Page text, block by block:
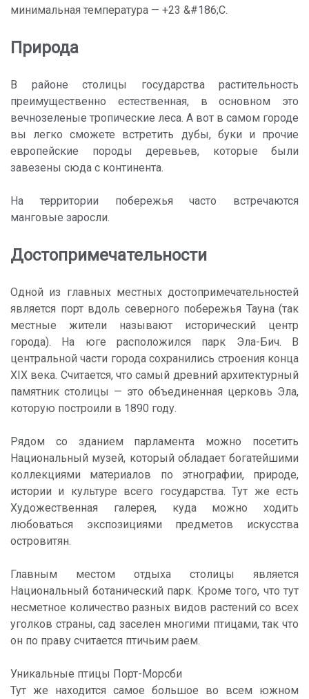
минимальная температура — +23 &#186;С.
Природа
В районе столицы государства растительность
преимущественно естественная, в основном это
вечнозеленые тропические леса. А вот в самом городе
вы легко сможете встретить дубы, буки и прочие
европейские породы деревьев, которые были
завезены сюда с континента.
На территории побережья часто встречаются
манговые заросли.
Достопримечательности
Одной из главных местных достопримечательностей
является порт вдоль северного побережья Тауна (так
местные жители называют исторический центр
города). На юге расположился парк Эла-Бич. В
центральной части города сохранились строения конца
XIX века. Считается, что самый древний архитектурный
памятник столицы — это объединенная церковь Эла,
которую построили в 1890 году.
Рядом со зданием парламента можно посетить
Национальный музей, который обладает богатейшими
коллекциями материалов по этнографии, природе,
истории и культуре всего государства. Тут же есть
Художественная галерея, куда можно ходить
любоваться экспозициями предметов искусства
островитян.
Главным местом отдыха столицы является
Национальный ботанический парк. Кроме того, что тут
несметное количество разных видов растений со всех
уголков страны, сад заселен многими птицами, так что
он по праву считается птичьим раем.
Уникальные птицы Порт-Морсби
Тут же находится самое большое во всем южном